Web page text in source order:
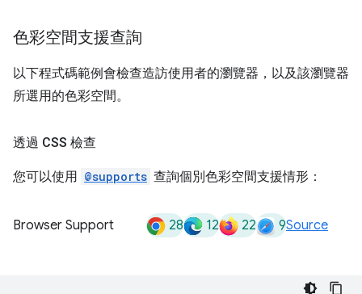
色彩空間支援查詢
以下程式碼範例會檢查造訪使用者的瀏覽器，以及該瀏覽器
所選用的色彩空間。
透過 CSS 檢查
您可以使用 @supports 查詢個別色彩空間支援情形：
Browser Support 28 12 22 9Source